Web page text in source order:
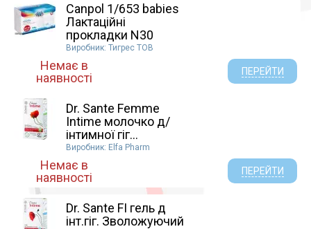
Canpol 1/653 babies
Лактаційні
прокладки N30
Виробник: Тигрес ТОВ
Немає в
наявності
ПЕРЕЙТИ
Dr. Sante Femme
Intime молочко д/
інтимної гіг...
Виробник: Elfa Pharm
Немає в
наявності
ПЕРЕЙТИ
Dr. Sante FI гель д
інт.гіг. Зволожуючий